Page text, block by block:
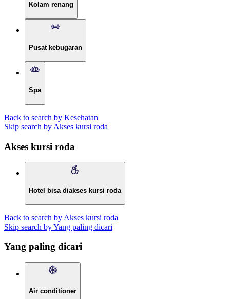
Kolam renang
Pusat kebugaran
Spa
Back to search by Kesehatan
Skip search by Akses kursi roda
Akses kursi roda
Hotel bisa diakses kursi roda
Back to search by Akses kursi roda
Skip search by Yang paling dicari
Yang paling dicari
Air conditioner